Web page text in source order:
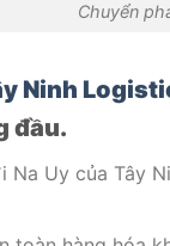
Chuyển
Ninh
đầu.
Na Uy của Tây